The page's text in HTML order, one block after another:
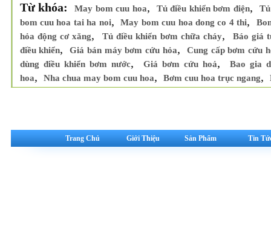
Từ khóa: May bom cuu hoa, Tủ điều khiển bơm điện,
bom cuu hoa tai ha noi,May bom cuu hoa dong co 4 thi,
hỏa động cơ xăng, Tủ điều khiển bơm chữa cháy,
Báo giá
điều khiển,Giá bán máy bơm cứu hỏa,Cung cấp bơm cứu
dùng điều khiển bơm nước, Giá bơm cứu hoả,Bao gia
hoa, Nha chua may bom cuu hoa, Bơm cuu hoa trục ngang,
Trang Chủ Giới Thiệu Sản Phẩm Tin